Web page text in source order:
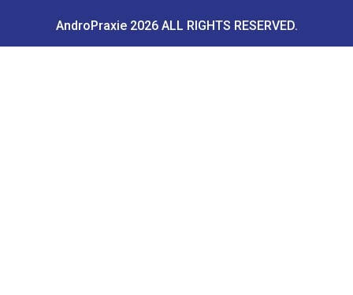
AndroPraxie 2026 ALL RIGHTS RESERVED.